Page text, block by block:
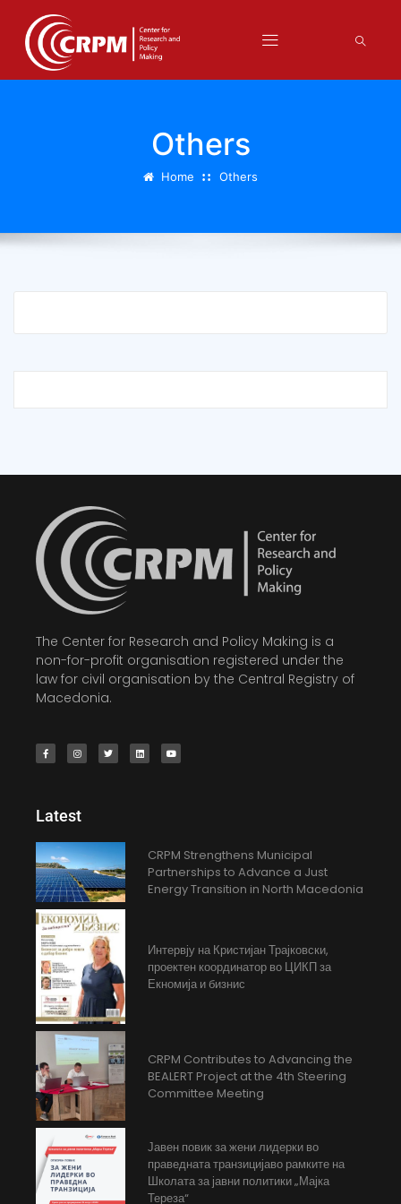
Others
Home Others
The Center for Research and Policy Making is a
non-for-profit organisation registered under the
law for civil organisation by the Central Registry of
Macedonia.
Latest
CRPM Strengthens Municipal
Partnerships to Advance a Just
Energy Transition in North Macedonia
Интервју на Кристијан Трајковски,
проектен координатор во ЦИКП за
Екномија и бизнис
CRPM Contributes to Advancing the
BEALERT Project at the 4th Steering
Committee Meeting
Јавен повик за жени лидерки во
праведната транзицијаво рамките на
Школата за јавни политики „Мајка
Тереза“